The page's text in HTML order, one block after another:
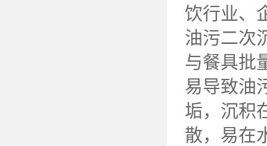
饮行业、
油污二次
与餐具批
易导致油
垢，沉积
散，易在